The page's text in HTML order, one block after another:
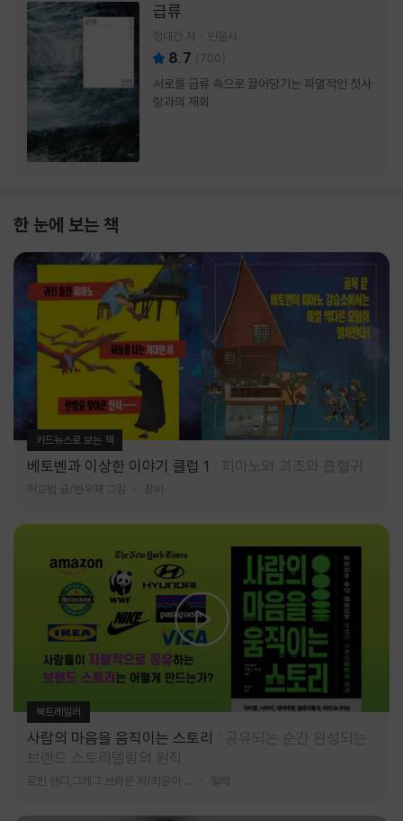
급류
정대건 저 민음사
8.7 (700)
서로를 급류 속으로 끌어당기는 파멸적인 첫사
랑과의 재회
한 눈에 보는 책
카드뉴스로 보는 책
베토벤과 이상한 이야기 클럽 1 피아노와 괴조와 흡혈귀
허교범 글/변우재 그림 창비
북트레일러
사람의 마음을 움직이는 스토리
공유되는 순간 완성되는
브랜드 스토리텔링의 원칙
알레